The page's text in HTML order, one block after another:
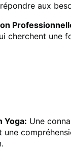
aux
cherchent une
Yoga: Une